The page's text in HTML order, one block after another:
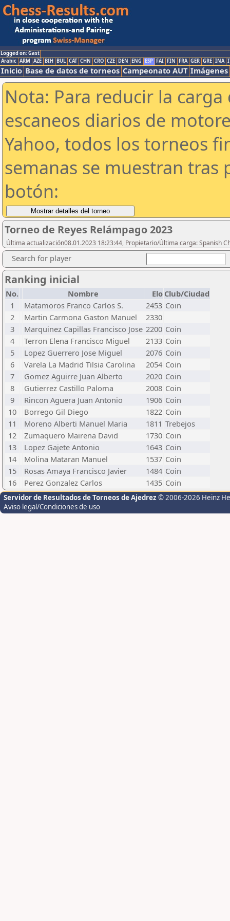
Logged on: Gast
Arabic ARM AZE BIH BUL CAT CHN CRO CZE DEN ENG ESP FAI FIN FRA GER GRE INA
Inicio Base de datos de torneos Campeonato AUT Imágenes
Nota: Para reducir la
escaneos diarios de
Yahoo, todos los torneos
semanas se muestran tras
botón:
Torneo de Reyes Relámpago 2023
Última actualización08.01.2023 18:23:44, Propietario/Última carga: Spanish
Search for player
Ranking inicial
No. Nombre Elo Club/Ciudad
1
Matamoros Franco Carlos S. 2453 Coin
2
Martin Carmona Gaston Manuel
2330
3
Marquinez Capillas Francisco Jose 2200 Coin
4
Terron Elena Francisco Miguel 2133 Coin
5
Lopez Guerrero Jose Miguel 2076 Coin
6
Varela La Madrid Tilsia Carolina 2054 Coin
7
Gomez Aguirre Juan Alberto 2020 Coin
8
Gutierrez Castillo Paloma 2008 Coin
9
Rincon Aguera Juan Antonio 1906 Coin
10
Borrego Gil Diego 1822 Coin
11
Moreno Alberti Manuel Maria 1811 Trebejos
12
Zumaquero Mairena David 1730 Coin
13
Lopez Gajete Antonio 1643 Coin
14
Molina Mataran Manuel 1537 Coin
15
Rosas Amaya Francisco Javier 1484 Coin
16
Perez Gonzalez Carlos 1435 Coin
Servidor de Resultados de Torneos de Ajedrez © 2006-2026 Heinz
Aviso legal/Condiciones de uso